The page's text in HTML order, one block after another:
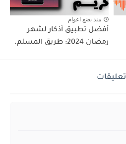
منذ بضع اعوام
أفضل تطبيق أذكار لشهر
رمضان 2024: طريق المسلم.
تعليقات